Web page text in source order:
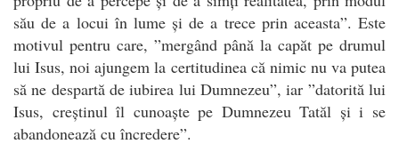
său de a locui în lume și de a trece prin aceasta”. Este
motivul pentru care, ”mergând până la capăt pe drumul
lui Isus, noi ajungem la certitudinea că nimic nu va putea
să ne despartă de iubirea lui Dumnezeu”, iar ”datorită lui
Isus, creștinul îl cunoaște pe Dumnezeu Tatăl și i se
abandonează cu încredere”.